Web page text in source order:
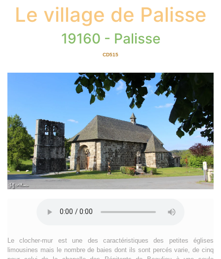
Le village de Palisse
19160 - Palisse
CD515
Le clocher-mur est une des caractéristiques des petites églises
limousines mais le nombre de baies dont ils sont percés varie, de cinq